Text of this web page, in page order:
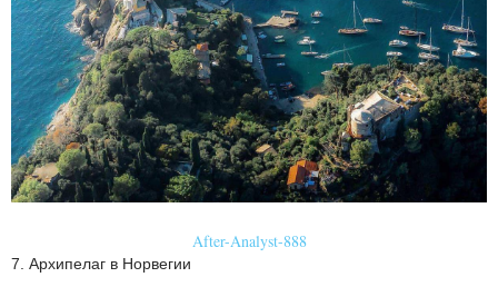
After-Analyst-888
7. Архипелаг в Норвегии